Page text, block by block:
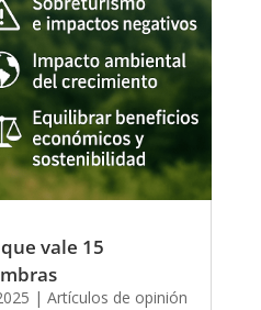
vale 15
| Artículos de opinión